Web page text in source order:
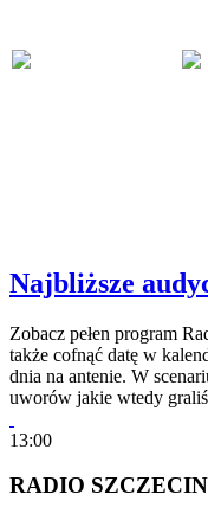
Najbliższe
Zobacz pełen program
także cofnąć datę w
dnia na antenie. W
uworów jakie wtedy
13:00
RADIO